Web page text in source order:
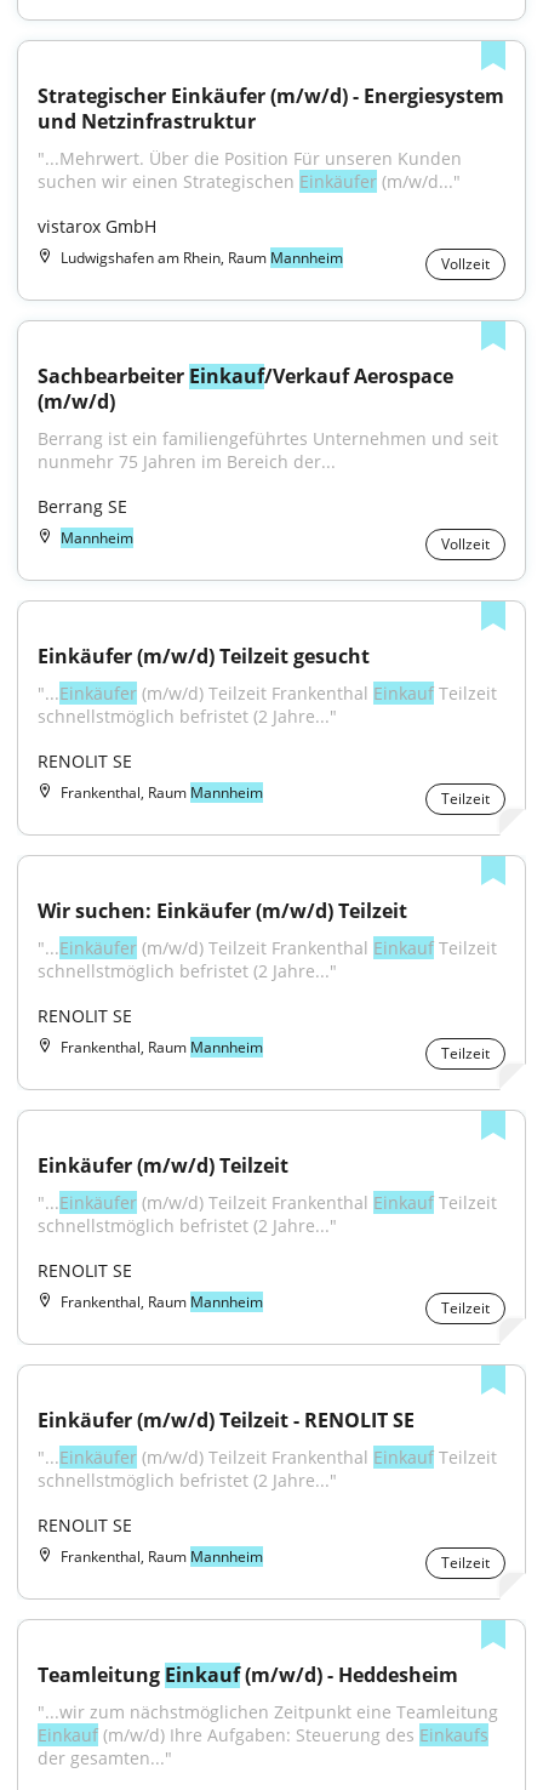
Strategischer Einkäufer (m/w/d) - Energiesystem
und Netzinfrastruktur
"...Mehrwert. Über die Position Für unseren Kunden
suchen wir einen Strategischen Einkäufer (m/w/d..."
vistarox GmbH
Ludwigshafen am Rhein, Raum Mannheim Vollzeit
Sachbearbeiter Einkauf/Verkauf Aerospace
(m/w/d)
Berrang ist ein familiengeführtes Unternehmen und seit
nunmehr 75 Jahren im Bereich der...
Berrang SE
Mannheim Vollzeit
Einkäufer (m/w/d) Teilzeit gesucht
"...Einkäufer (m/w/d) Teilzeit Frankenthal Einkauf Teilzeit
schnellstmöglich befristet (2 Jahre..."
RENOLIT SE
Frankenthal, Raum Mannheim Teilzeit
Wir suchen: Einkäufer (m/w/d) Teilzeit
"...Einkäufer (m/w/d) Teilzeit Frankenthal Einkauf Teilzeit
schnellstmöglich befristet (2 Jahre..."
RENOLIT SE
Frankenthal, Raum Mannheim Teilzeit
Einkäufer (m/w/d) Teilzeit
"...Einkäufer (m/w/d) Teilzeit Frankenthal Einkauf Teilzeit
schnellstmöglich befristet (2 Jahre..."
RENOLIT SE
Frankenthal, Raum Mannheim Teilzeit
Einkäufer (m/w/d) Teilzeit - RENOLIT SE
"...Einkäufer (m/w/d) Teilzeit Frankenthal Einkauf Teilzeit
schnellstmöglich befristet (2 Jahre..."
RENOLIT SE
Frankenthal, Raum Mannheim Teilzeit
Teamleitung Einkauf (m/w/d) - Heddesheim
Einkauf (m/w/d) Ihre Aufgaben: Steuerung des Einkaufs
der gesamten..."